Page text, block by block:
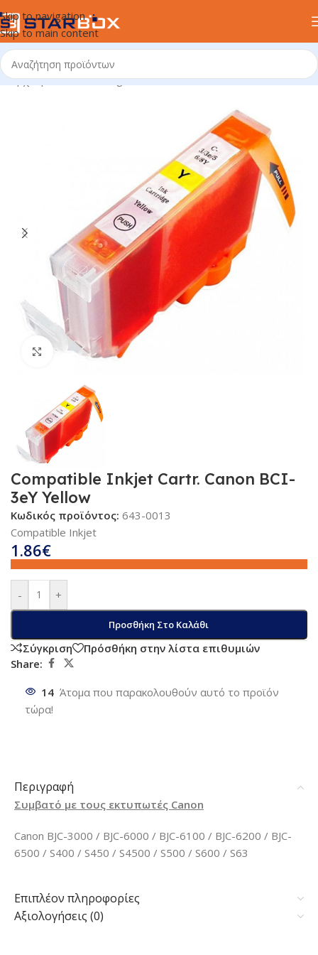
Skip to navigation
Skip to main content
Αρχική σελίδα/uncategorized
Κλικ για μεγέθυνση
Compatible Inkjet Cartr. Canon BCI-
3eY Yellow
Κωδικός προϊόντος: 643-0013
Compatible Inkjet
1.86€
- +
Προσθήκη Στο Καλάθι
Σύγκριση
Πρόσθήκη στην λίστα επιθυμιών
Share:
14 Άτομα που παρακολουθούν αυτό το προϊόν
τώρα!
Περιγραφή
Συμβατό με τους εκτυπωτές Canon
Canon BJC-3000 / BJC-6000 / BJC-6100 / BJC-6200 / BJC-
6500 / S400 / S450 / S4500 / S500 / S600 / S63
Επιπλέον πληροφορίες
Αξιολογήσεις (0)